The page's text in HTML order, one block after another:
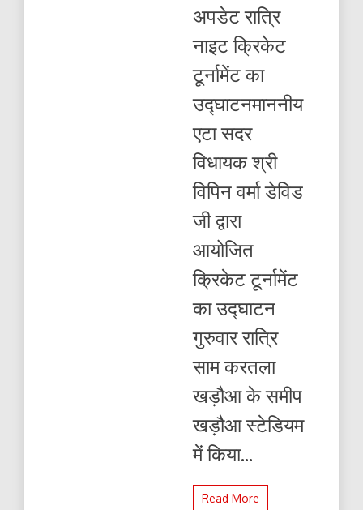
का
उद्घाटनमाननीय
एटा
विधायक
विपिन
डेविड
द्वारा
अपडेट रात्रि
नाइट क्रिकेट
टूर्नामेंट का
उद्घाटनमाननीय
एटा सदर
विधायक श्री
विपिन वर्मा डेविड
जी द्वारा
आयोजित
क्रिकेट टूर्नामेंट
का उद्घाटन
गुरुवार रात्रि
साम करतला
खड़ौआ के समीप
खड़ौआ स्टेडियम
में किया...
Read More